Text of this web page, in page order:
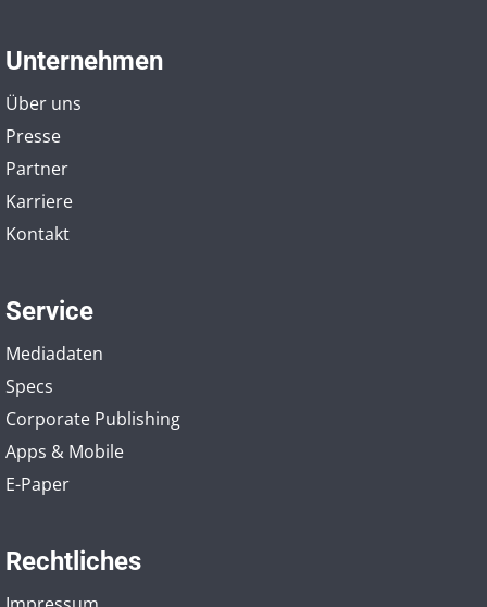
Unternehmen
Über uns
Presse
Partner
Karriere
Kontakt
Service
Mediadaten
Specs
Corporate Publishing
Apps & Mobile
E-Paper
Rechtliches